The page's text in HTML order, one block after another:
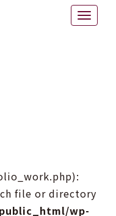
Toggle
file or directory
wp-